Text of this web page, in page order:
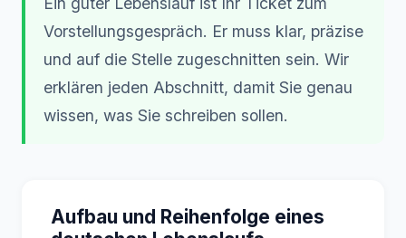
Vorstellungsgespräch. Er muss klar, präzise
und auf die Stelle zugeschnitten sein. Wir
erklären jeden Abschnitt, damit Sie genau
wissen, was Sie schreiben sollen.
Aufbau und Reihenfolge eines